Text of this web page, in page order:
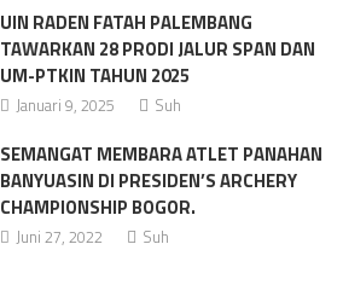
UIN RADEN FATAH PALEMBANG
TAWARKAN 28 PRODI JALUR SPAN DAN
UM-PTKIN TAHUN 2025
Januari 9, 2025 Suh
SEMANGAT MEMBARA ATLET PANAHAN
BANYUASIN DI PRESIDEN’S ARCHERY
CHAMPIONSHIP BOGOR.
Juni 27, 2022 Suh